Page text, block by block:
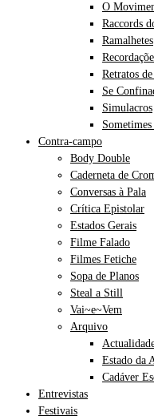
O
Raccords
Ramalhetes
Retratos
Se
Simulacros
Contra-campo
Body Double
Caderneta de
Conversas à Pala
Crítica Epistolar
Estados Gerais
Filme Falado
Filmes Fetiche
Sopa de Planos
Steal a Still
Vai~e~Vem
Arquivo
Estado da
Cadáver
Entrevistas
Festivais